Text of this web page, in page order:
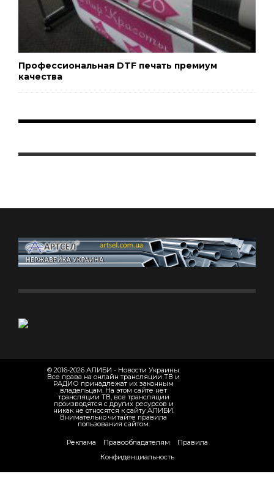
Профессиональная DTF печать премиум
качества
© 2016-2026 АЛИБИ - Новости Украины.
Все права на онлайн трансляции ТВ и
РАДИО принадлежат их законным
владельцам. На этом сайте нет
трансляции ТВ, все трансляции
производятся с других ресурсов и
никак не относятся к сайту АЛИБИ.
Внимательно читайте правила
пользования сайтом.
Реклама Правообладателям
Правила
Конфиденциальность